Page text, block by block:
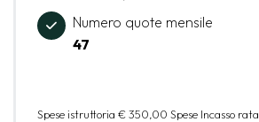
Numero quote mensile
47
Spese istruttoria € 350,00 Spese Incasso rata